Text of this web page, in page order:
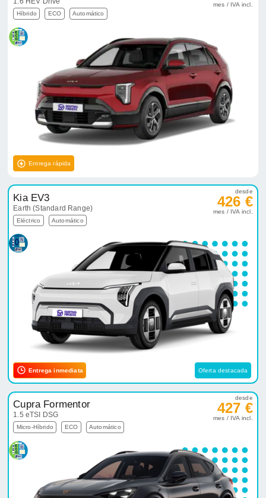
Híbrido ECO Automático
mes / IVA incl.
Entrega rápida
Kia EV3
Earth (Standard Range)
Eléctrico Automático
desde
426 €
mes / IVA incl.
Entrega inmediata Oferta destacada
Cupra Formentor
1.5 eTSI DSG
Micro-Híbrido ECO Automático
desde
427 €
mes / IVA incl.